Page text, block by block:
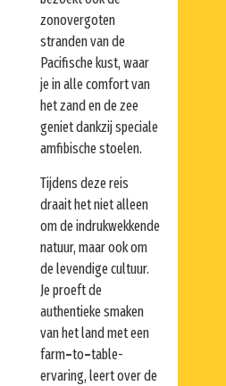
zonovergoten
stranden van de
Pacifische kust, waar
je in alle comfort van
het zand en de zee
geniet dankzij speciale
amfibische stoelen.
Tijdens deze reis
draait het niet alleen
om de indrukwekkende
natuur, maar ook om
de levendige cultuur.
Je proeft de
authentieke smaken
van het land met een
farm–to–table-
ervaring, leert over de